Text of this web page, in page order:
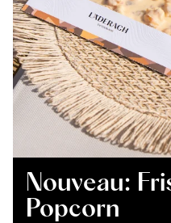
Nouveau:
Popcorn